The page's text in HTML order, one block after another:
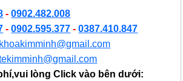
-0902.482.008
-0902.595.377 -0387.410.847
lòng Click vào bên dưới: